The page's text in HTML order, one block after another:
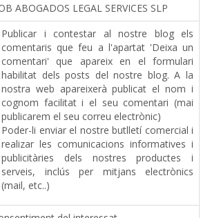
ABOGADOS LEGAL SERVICES SLP
Publicar i contestar al nostre blog els
comentaris que feu a l'apartat 'Deixa un
comentari' que apareix en el formulari
habilitat dels posts del nostre blog. A la
nostra web apareixerà publicat el nom i
cognom facilitat i el seu comentari (mai
publicarem el seu correu electrònic)
Poder-li enviar el nostre butlletí comercial i
realizar les comunicacions informatives i
publicitàries dels nostres productes i
serveis, inclús per mitjans electrònics
(mail, etc..)